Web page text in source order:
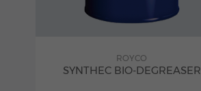
ROYCO
SYNTHEC BIO-DEGREASER